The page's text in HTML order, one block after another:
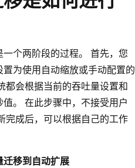
个两阶段的过程。 首先，您
为使用自动缩放或手动配置的
都会根据当前的吞吐量设置和
。 在此步骤中，不接受用户
完成后，可以根据自己的工作
迁移到自动扩展